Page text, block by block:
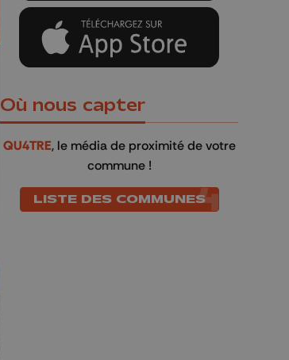
Où nous capter
QU4TRE, le média de proximité de votre
commune !
LISTE DES COMMUNES